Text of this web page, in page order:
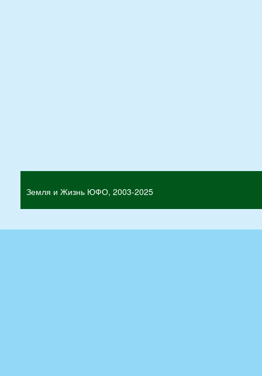
Земля и Жизнь ЮФО, 2003-2025